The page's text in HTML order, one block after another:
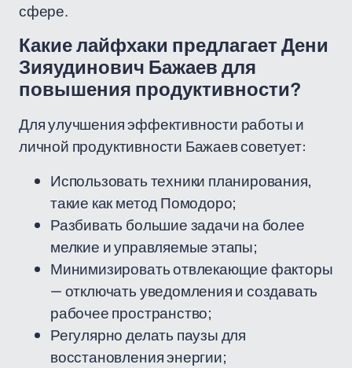
сфере.
Какие лайфхаки предлагает Дени
Зияудинович Бажаев для
повышения продуктивности?
Для улучшения эффективности работы и
личной продуктивности Бажаев советует:
Использовать техники планирования,
такие как метод Помодоро;
Разбивать большие задачи на более
мелкие и управляемые этапы;
Минимизировать отвлекающие факторы
— отключать уведомления и создавать
рабочее пространство;
Регулярно делать паузы для
восстановления энергии;